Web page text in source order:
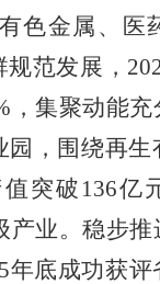
色金属、医
范发展，
，集聚动能
，围绕再生
突破136亿
产业。稳步
年底成功获